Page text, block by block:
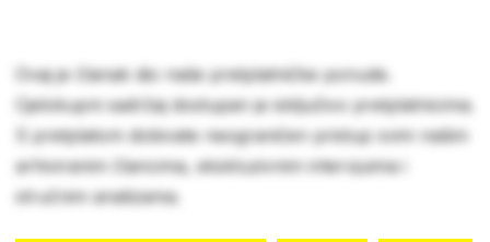
Ovaj je članak dio naše pretplatničke ponude.
Cjelokupni sadržaj dostupan je isključivo pretplatnicima.
S pretplatom dobivate neograničen pristup svim našim
arhiviranim člancima, ekskluzivnim intervjuima i
stručnim analizama.